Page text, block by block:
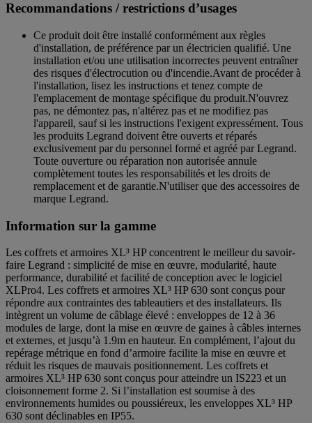
Recommandations / restrictions d’usages
Ce produit doit être installé conformément aux règles
d'installation, de préférence par un électricien qualifié. Une
installation et/ou une utilisation incorrectes peuvent entraîner
des risques d'électrocution ou d'incendie.Avant de procéder à
l'installation, lisez les instructions et tenez compte de
l'emplacement de montage spécifique du produit.N'ouvrez
pas, ne démontez pas, n'altérez pas et ne modifiez pas
l'appareil, sauf si les instructions l'exigent expressément. Tous
les produits Legrand doivent être ouverts et réparés
exclusivement par du personnel formé et agréé par Legrand.
Toute ouverture ou réparation non autorisée annule
complètement toutes les responsabilités et les droits de
remplacement et de garantie.N'utiliser que des accessoires de
marque Legrand.
Information sur la gamme
Les coffrets et armoires XL³ HP concentrent le meilleur du savoir-
faire Legrand : simplicité de mise en œuvre, modularité, haute
performance, durabilité et facilité de conception avec le logiciel
XLPro4. Les coffrets et armoires XL³ HP 630 sont conçus pour
répondre aux contraintes des tableautiers et des installateurs. Ils
intègrent un volume de câblage élevé : enveloppes de 12 à 36
modules de large, dont la mise en œuvre de gaines à câbles internes
et externes, et jusqu’à 1.9m en hauteur. En complément, l’ajout du
repérage métrique en fond d’armoire facilite la mise en œuvre et
réduit les risques de mauvais positionnement. Les coffrets et
armoires XL³ HP 630 sont conçus pour atteindre un IS223 et un
cloisonnement forme 2. Si l’installation est soumise à des
environnements humides ou poussiéreux, les enveloppes XL³ HP
630 sont déclinables en IP55.